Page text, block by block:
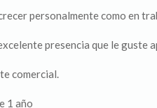
personalmente como en
presencia que le guste
comercial.
1 año